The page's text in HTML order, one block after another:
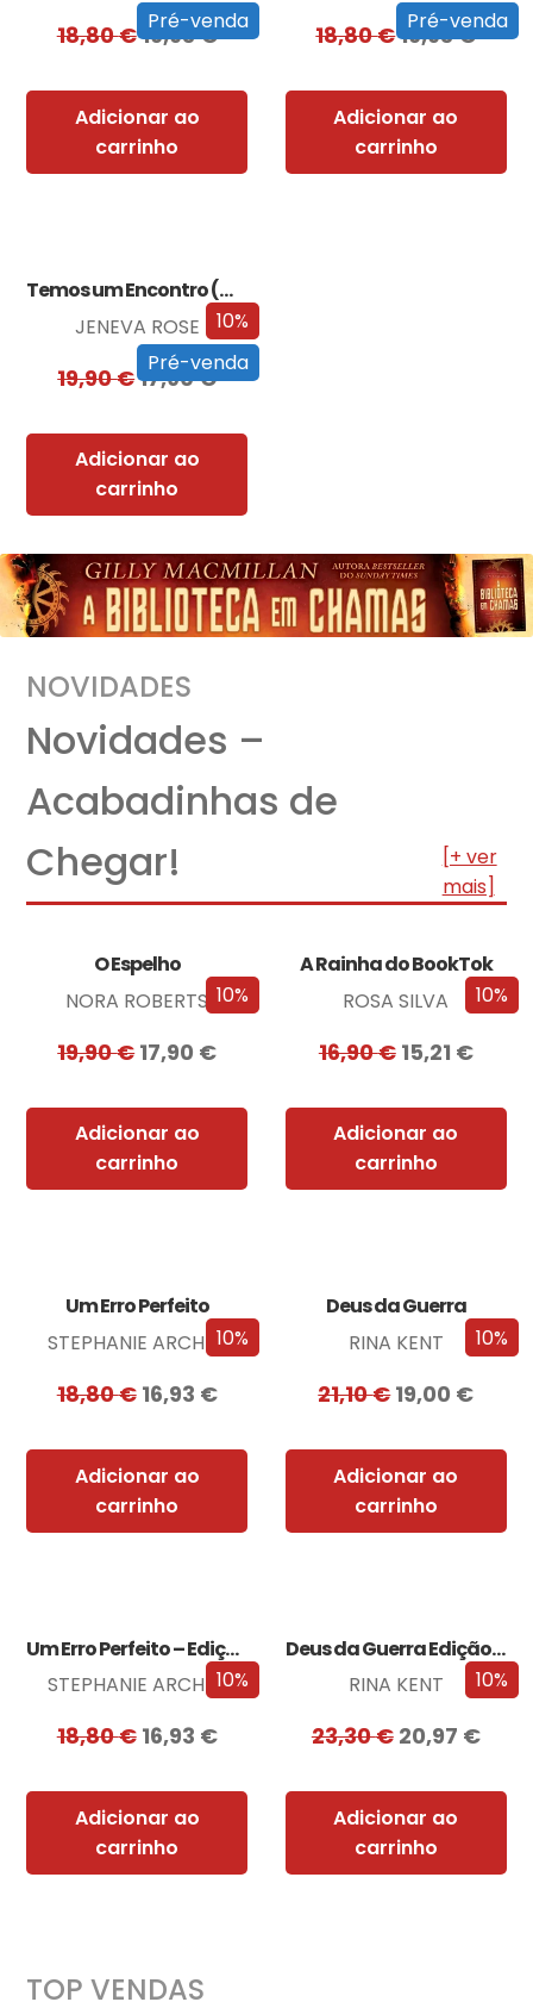
Pré-venda
18,80€16,93€
Adicionar ao
carrinho
Pré-venda
18,80€16,93€
Adicionar ao
carrinho
10%
Pré-venda
Temos um Encontro (Outra Vez) – Edição…
JENEVA ROSE
19,90€17,90€
Adicionar ao
carrinho
NOVIDADES
Novidades –
Acabadinhas de
Chegar!
[+ ver
mais]
10%
O Espelho
NORA ROBERTS
19,90€17,90 €
Adicionar ao
carrinho
10%
A Rainha do BookTok
ROSA SILVA
16,90€ 15,21 €
Adicionar ao
carrinho
10%
Um Erro Perfeito
STEPHANIE ARCHER
18,80€ 16,93 €
Adicionar ao
carrinho
10%
Deus da Guerra
RINA KENT
21,10€19,00 €
Adicionar ao
carrinho
10%
Um Erro Perfeito – Edição com EDGES
STEPHANIE ARCHER
18,80€ 16,93 €
Adicionar ao
carrinho
10%
Deus da Guerra Edição com EDGES
RINA KENT
23,30€ 20,97 €
Adicionar ao
carrinho
TOP VENDAS